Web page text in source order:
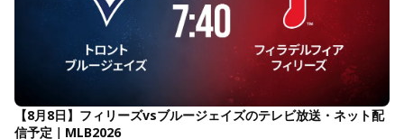
【8月8日】フィリーズvsブルージェイズのテレビ放送・ネット配
信予定｜MLB2026